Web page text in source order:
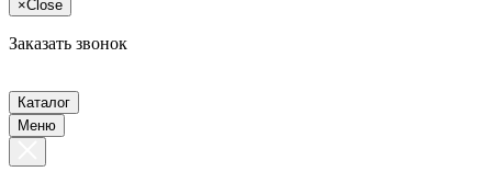
×Close
Заказать звонок
Каталог
Меню